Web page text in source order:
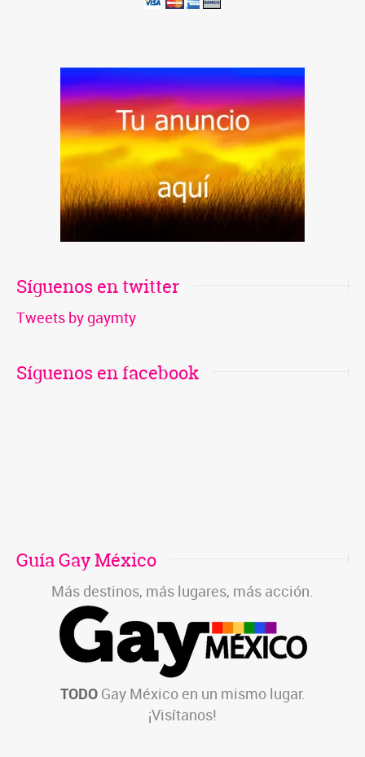
una ventana nueva) Telegram Compartir en TumblrTweet
electrónico (Se abre en una ventana nueva) Correo
electrónico
Síguenos en twitter
Tweets by gaymty
Síguenos en facebook
Guía Gay México
Más destinos, más lugares, más acción.
TODOGay México en un mismo lugar.
¡Visítanos!